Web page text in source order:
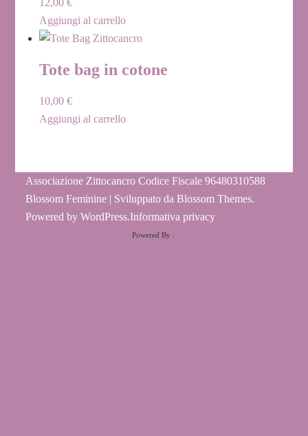
Aggiungi al carrello
Tote bag in cotone
10,00€
Aggiungi al carrello
Associazione Zittocancro Codice Fiscale 96480310588
Blossom Feminine | Sviluppato daBlossom Themes.
Powered byWordPress.Informativa privacy
Powered By :